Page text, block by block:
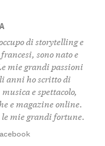
di storytelling e
sono nato e
mie grandi passioni
anni ho scritto di
e spettacolo,
e magazine online.
mie grandi fortune.